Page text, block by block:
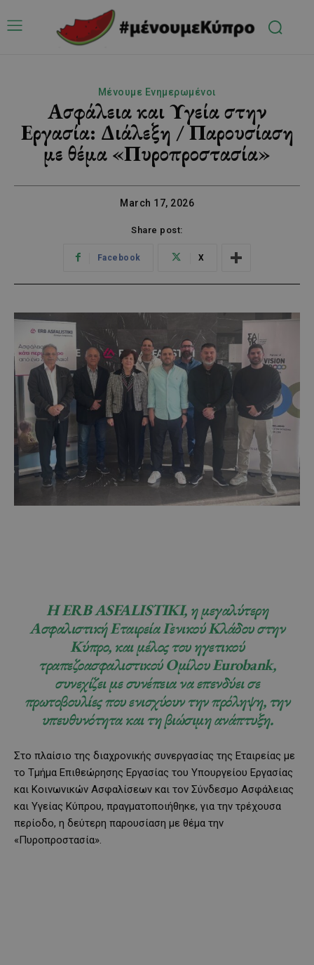
Μένουμε Ενημερωμένοι
Ασφάλεια και Υγεία στην
Εργασία: Διάλεξη / Παρουσίαση
με θέμα «Πυροπροστασία»
March 17, 2026
Share post:
Facebook X
Η ERB ASFALISTIKI, η μεγαλύτερη
Ασφαλιστική Εταιρεία Γενικού Κλάδου στην
Κύπρο, και μέλος του ηγετικού
τραπεζοασφαλιστικού Ομίλου Eurobank,
συνεχίζει με συνέπεια να επενδύει σε
πρωτοβουλίες που ενισχύουν την πρόληψη, την
υπευθυνότητα και τη βιώσιμη ανάπτυξη.
Στο πλαίσιο της διαχρονικής συνεργασίας της Εταιρείας με
το Τμήμα Επιθεώρησης Εργασίας του Υπουργείου Εργασίας
και Κοινωνικών Ασφαλίσεων και τον Σύνδεσμο Ασφάλειας
και Υγείας Κύπρου, πραγματοποιήθηκε, για την τρέχουσα
περίοδο, η δεύτερη παρουσίαση με θέμα την
«Πυροπροστασία».